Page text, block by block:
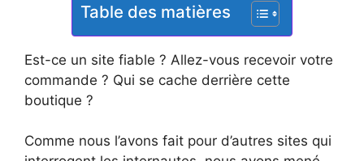
Table des matières
Est-ce un site fiable ? Allez-vous recevoir votre
commande ? Qui se cache derrière cette
boutique ?
Comme nous l’avons fait pour d’autres sites qui